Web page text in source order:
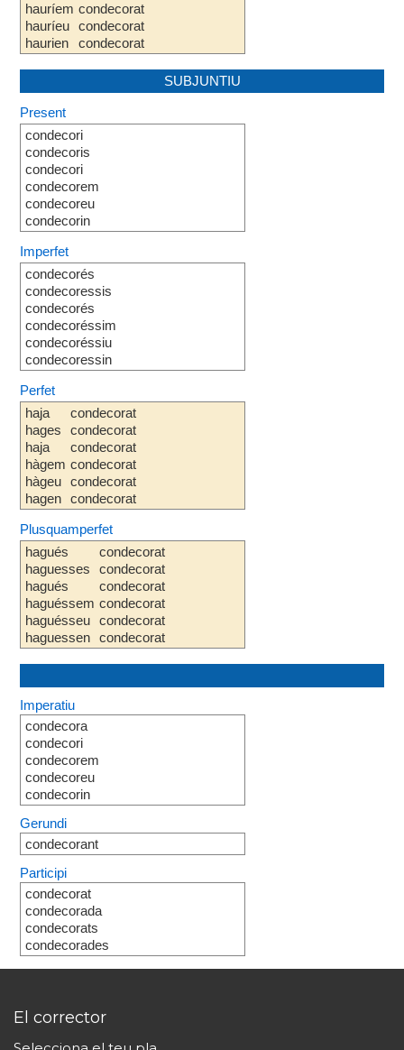
hauríem
hauríeu
haurien
condecorat
condecorat
condecorat
SUBJUNTIU
Present
condecori
condecoris
condecori
condecorem
condecoreu
condecorin
Imperfet
condecorés
condecoressis
condecorés
condecoréssim
condecoréssiu
condecoressin
Perfet
haja
hages
haja
hàgem
hàgeu
hagen
condecorat
condecorat
condecorat
condecorat
condecorat
condecorat
Plusquamperfet
hagués
haguesses
hagués
haguéssem
haguésseu
haguessen
condecorat
condecorat
condecorat
condecorat
condecorat
condecorat
Imperatiu
condecora
condecori
condecorem
condecoreu
condecorin
Gerundi
condecorant
Participi
condecorat
condecorada
condecorats
condecorades
El corrector